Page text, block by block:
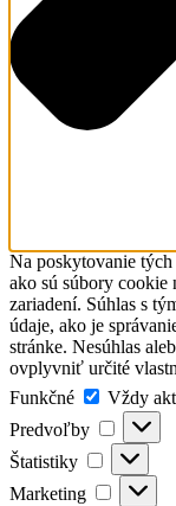
Na poskytovanie tých
ako sú súbory cookie
zariadení. Súhlas s
údaje, ako je
stránke. Nesúhlas
ovplyvniť určité
Funkčné
Funkčné
Vždy
Predvoľby
Štatistiky Štatistiky
Marketing